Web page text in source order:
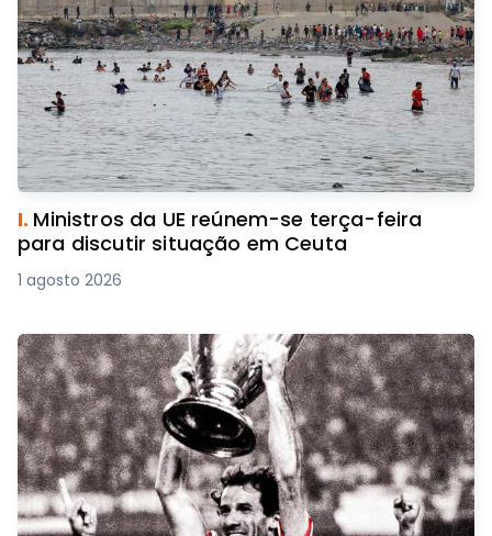
I. Ministros da UE reúnem-se terça-feira
para discutir situação em Ceuta
1 agosto 2026